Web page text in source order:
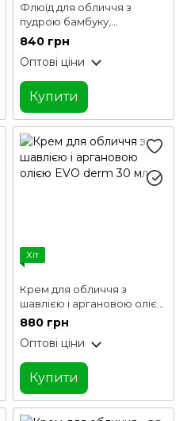
Флюїд для обличчя з
пудрою бамбуку,
мінералами та
пробіотиками EVO derm 30
мл
840 грн
Оптові ціни
Купити
Хіт
Крем для обличчя з
шавлією і аргановою олією
EVO derm 30 мл
880 грн
Оптові ціни
Купити